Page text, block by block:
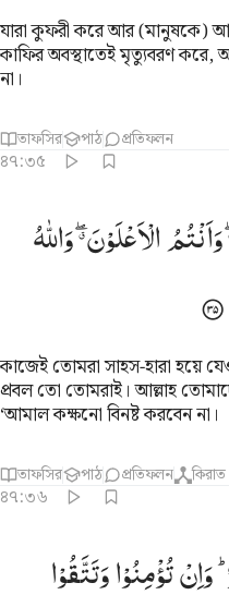
যারা কুফরী করে আর (মানুষকে)
কাফির অবস্থাতেই মৃত্যুবরণ করে,
না।
তাফসির পাঠ প্রতিফলন
৪৭:৩৫
والله معكم ولن يتركم اعمالكم
وَٱللَّهُ مَعَكُمْ وَلَن يَتِرَكُمْوَاَنْتُمُالْاَعْلَوْنَ ۖۗ وَاللّٰهُ
কাজেই তোমরা সাহস-হারা হয়ে
প্রবল তো তোমরাই। আল্লাহ
‘আমাল কক্ষনো বিনষ্ট করবেন না।
তাফসির পাঠ প্রতিফলন কিরাত
৪৭:৩৬
يوتكم اجوركم ولا يسالكم
وَتَتَّقُوا۟ يُؤْتِكُمْ أُجُورَكُمْ وَاِنْتُؤْمِنُوْاوَتَتَّقُوْا